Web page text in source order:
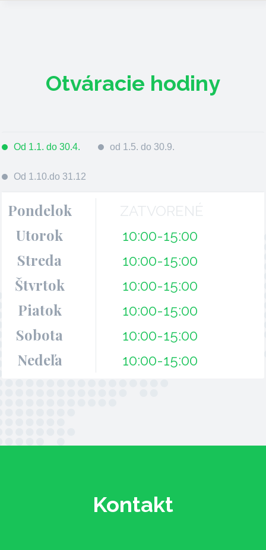
Otváracie hodiny
Od 1.1. do 30.4. od 1.5. do 30.9.
Od 1.10.do 31.12
Pondelok ZATVORENÉ
Utorok 10:00-15:00
Streda 10:00-15:00
Štvrtok 10:00-15:00
Piatok 10:00-15:00
Sobota 10:00-15:00
Nedeľa 10:00-15:00
Kontakt